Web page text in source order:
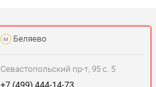
м Беляево
Севастопольский пр-т, 95 с. 5
+7 (499) 444-14-73